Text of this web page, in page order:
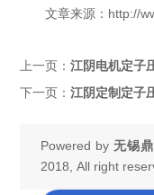
文章来源：http://
上一页：江阴电机定子
下一页：江阴定制定子
Powered by无锡
2018, All right